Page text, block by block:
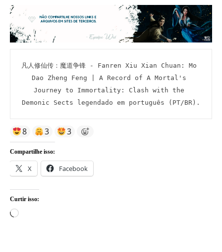
凡人修仙传：魔道争锋 - Fanren Xiu Xian Chuan: Mo
Dao Zheng Feng | A Record of A Mortal's
Journey to Immortality: Clash with the
Demonic Sects legendado em português (PT/BR).
8 3 3
Compartilhe isso:
X Facebook
Curtir isso:
Carregando...